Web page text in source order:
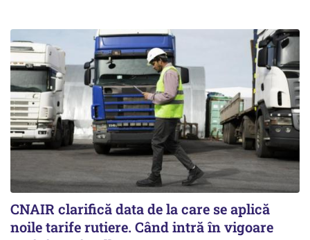
CNAIR clarifică data de la care se aplică
noile tarife rutiere. Când intră în vigoare